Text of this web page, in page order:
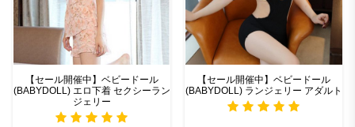
【セール開催中】ベビードール
(BABYDOLL) エロ下着 セクシーラン
ジェリー
【セール開催中】ベビードール
(BABYDOLL) ランジェリー アダルト